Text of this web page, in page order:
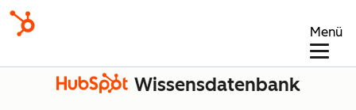
Menü
Wissensdatenbank